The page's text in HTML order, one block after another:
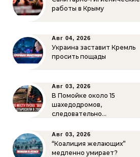
работы в Крыму
Авг 04, 2026
Украина заставит Кремль
просить пощады
Авг 03, 2026
В Помойке около 15
шахедодромов,
следовательно…
Авг 03, 2026
“Коалиция желающих”
медленно умирает?